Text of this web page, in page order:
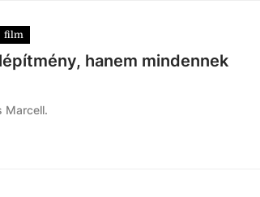
film
hanem mindennek
Marcell.